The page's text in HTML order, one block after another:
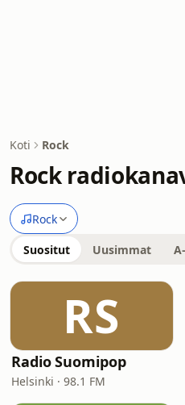
Koti Rock
Rock
Rock
Suositut Uusimmat
RS
Radio Suomipop
Helsinki · 98.1 FM